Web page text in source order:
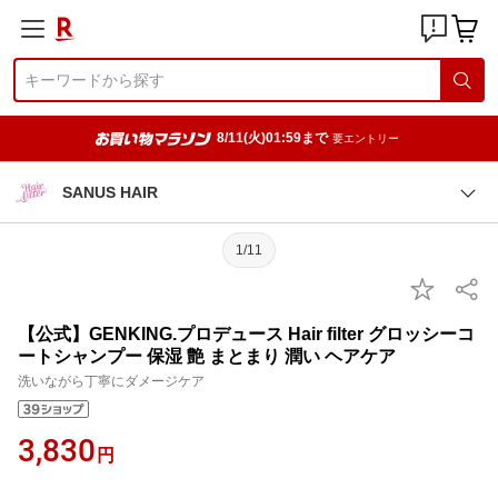
8/11(火)01:59まで 要エントリー
SANUS HAIR
1/11
【公式】GENKING.プロデュース Hair filter グロッシーコ
ートシャンプー 保湿 艶 まとまり 潤い ヘアケア
洗いながら丁寧にダメージケア
3,830 円